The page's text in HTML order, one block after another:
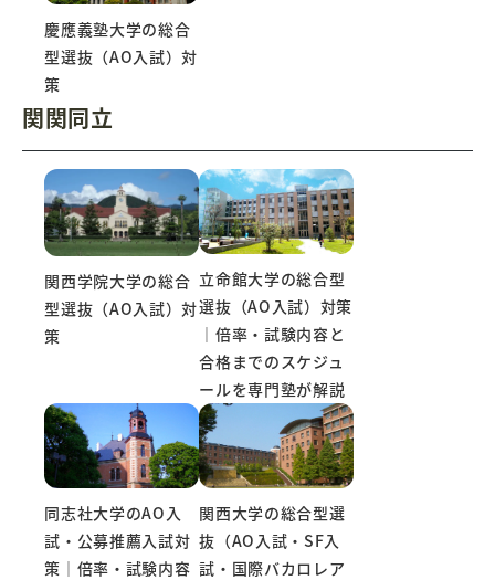
慶應義塾大学の総合
型選抜（AO入試）対
策
関関同立
関西学院大学の総合
型選抜（AO入試）対
策
立命館大学の総合型
選抜（AO入試）対策
｜倍率・試験内容と
合格までのスケジュ
ールを専門塾が解説
同志社大学のAO入
試・公募推薦入試対
策｜倍率・試験内容
関西大学の総合型選
抜（AO入試・SF入
試・国際バカロレア